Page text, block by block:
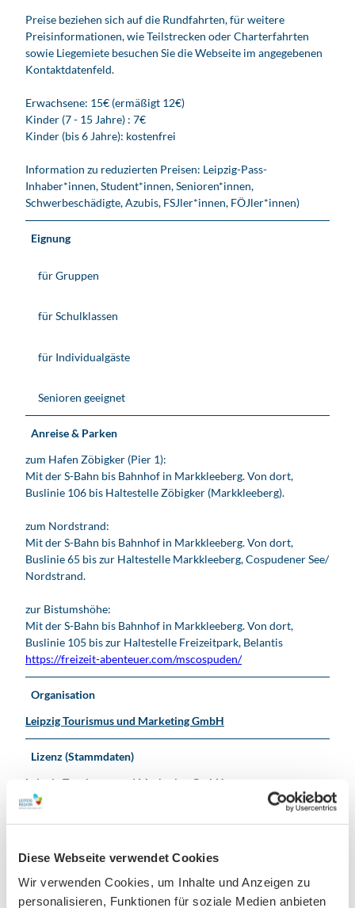
Diese Webseite verwendet Cookies
Wir verwenden Cookies, um Inhalte und Anzeigen zu
personalisieren, Funktionen für soziale Medien anbieten
e
s
u
c
Preise beziehen sich auf die Rundfahrten, für weitere
Preisinformationen, wie Teilstrecken oder Charterfahrten
sowie Liegemiete besuchen Sie die Webseite im angegebenen
Kontaktdatenfeld.
Erwachsene: 15€ (ermäßigt 12€)
Kinder (7 - 15 Jahre) : 7€
Kinder (bis 6 Jahre): kostenfrei
Information zu reduzierten Preisen: Leipzig-Pass-
Inhaber*innen, Student*innen, Senioren*innen,
Schwerbeschädigte, Azubis, FSJler*innen, FÖJler*innen)
Eignung
für Gruppen
für Schulklassen
für Individualgäste
Senioren geeignet
Anreise & Parken
zum Hafen Zöbigker (Pier 1):
Mit der S-Bahn bis Bahnhof in Markkleeberg. Von dort,
Buslinie 106 bis Haltestelle Zöbigker (Markkleeberg).
zum Nordstrand:
Mit der S-Bahn bis Bahnhof in Markkleeberg. Von dort,
Buslinie 65 bis zur Haltestelle Markkleeberg, Cospudener See/
Nordstrand.
zur Bistumshöhe:
Mit der S-Bahn bis Bahnhof in Markkleeberg. Von dort,
Buslinie 105 bis zur Haltestelle Freizeitpark, Belantis
https://freizeit-abenteuer.com/mscospuden/
Organisation
Leipzig Tourismus und Marketing GmbH
Lizenz (Stammdaten)
Leipzig Tourismus und Marketing GmbH